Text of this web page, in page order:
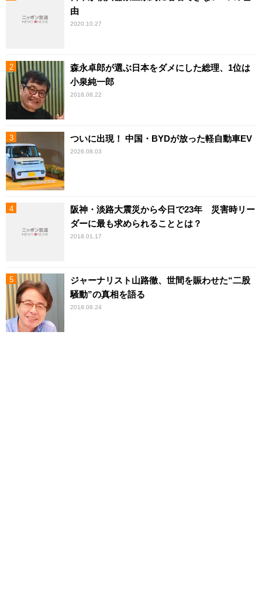
由
2020.10.27
森永卓郎が選ぶ日本をダメにした総理、1位は
小泉純一郎
2018.08.22
ついに出現！ 中国・BYDが放った軽自動車EV
2026.08.03
阪神・淡路大震災から今日で23年 災害時リー
ダーに最も求められることとは？
2018.01.17
ジャーナリスト山路徹、世間を賑わせた“二股
騒動”の真相を語る
2018.08.24